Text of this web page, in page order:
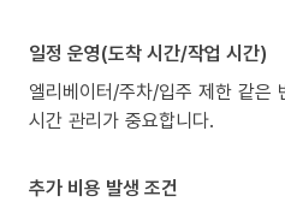
일정 운영(도착 시간/작업 시간)
엘리베이터/주차/입주 제한 같은
시간 관리가 중요합니다.
추가 비용 발생 조건